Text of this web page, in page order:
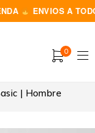
ENVIOS A TODO
0
| Hombre